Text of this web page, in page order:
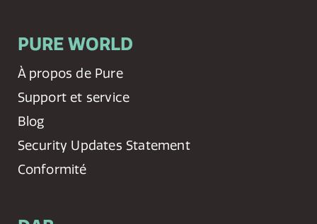
PURE WORLD
À propos de Pure
Support et service
Blog
Security Updates Statement
Conformité